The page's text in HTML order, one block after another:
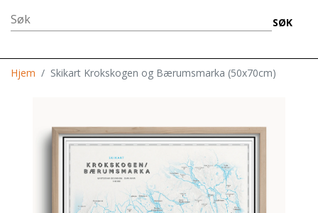
SØK
Hjem Skikart Krokskogen og Bærumsmarka (50x70cm)